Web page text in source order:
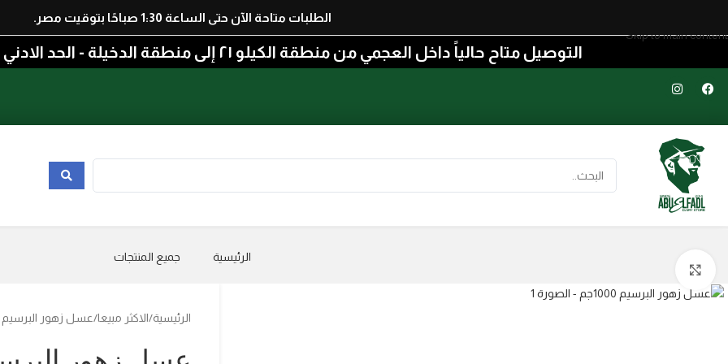
Skip to main content
التوصيل متاح حالياً داخل العجمي من منطقة الكيلو ٢١ إلى منطقة الدخيلة - الحد الادني للطلب 300 جنيه
الرئيسية جميع المنتجات
الرئيسية الاكثر مبيعا عسل زهور البرسيم 1000جم
الطلبات متاحة الآن حتى الساعة 1:30 صباحًا بتوقيت مصر.